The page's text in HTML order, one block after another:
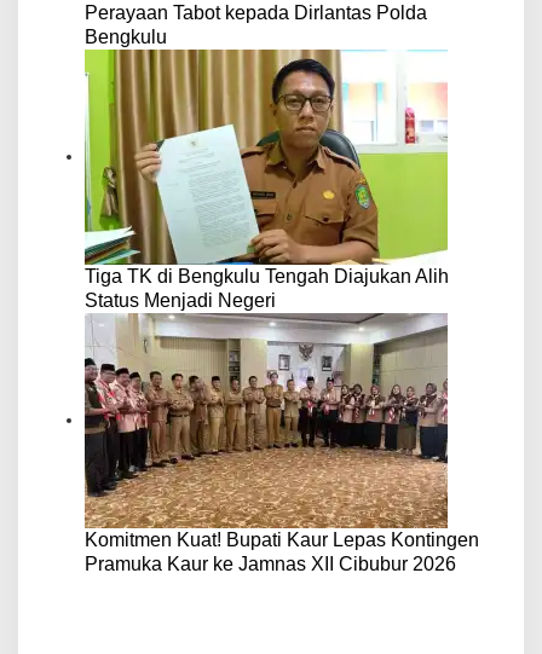
Perayaan Tabot kepada Dirlantas Polda
Bengkulu
Tiga TK di Bengkulu Tengah Diajukan Alih
Status Menjadi Negeri
Komitmen Kuat! Bupati Kaur Lepas Kontingen
Pramuka Kaur ke Jamnas XII Cibubur 2026